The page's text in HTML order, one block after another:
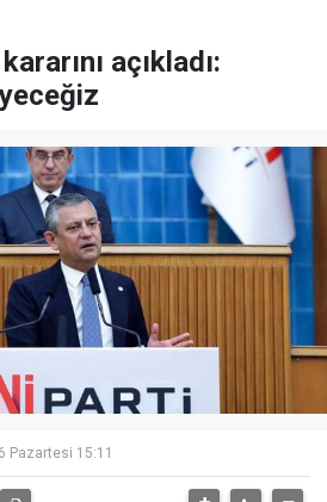
açıkladı:
Pazartesi 15:11